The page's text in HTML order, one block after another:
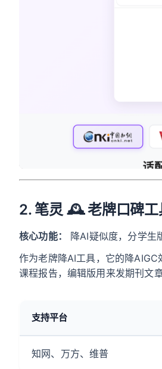
2. 笔灵 🕰️ 老牌口碑工
核心功能：
降AI疑似度，分学生
作为老牌降AI工具，它的降
课程报告，编辑版用来发期刊文章
支持平台
知网、万方、维普